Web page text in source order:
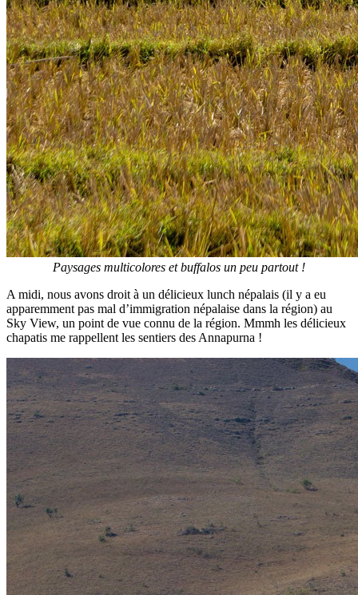
Paysages multicolores et buffalos un peu partout !
A midi, nous avons droit à un délicieux lunch népalais (il y a eu
apparemment pas mal d’immigration népalaise dans la région) au
Sky View, un point de vue connu de la région. Mmmh les délicieux
chapatis me rappellent les sentiers des Annapurna !